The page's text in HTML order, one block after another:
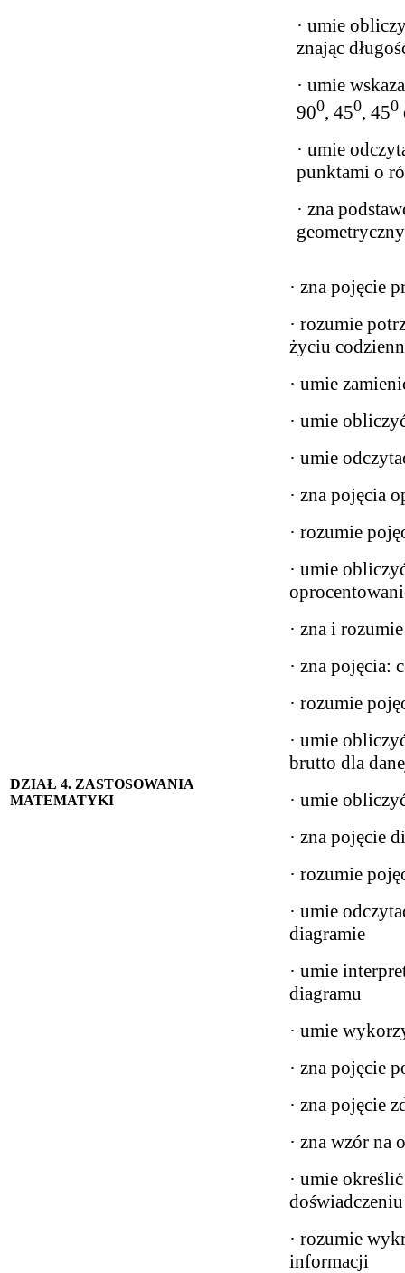
· umie
znając
· umie
900, 450, 450
· umie
punktami o
· zna
DZIAŁ 4. ZASTOSOWANIA
MATEMATYKI
· zna pojęcie
· rozumie
życiu
· umie
· umie
· umie
· zna pojęcia
· rozumie
· umie
· zna i
· zna pojęcia:
· rozumie
· umie
brutto dla
· umie
· zna pojęcie
· rozumie
· umie
diagramie
· umie
diagramu
· umie
· zna pojęcie
· zna pojęcie
· zna wzór na
· umie
doświadczeniu
· rozumie
informacji